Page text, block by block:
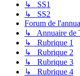
↳ SS1
↳ SS2
Forum de
↳ Annuaire de
↳ Rubrique 1
↳ Rubrique 2
↳ Rubrique 3
↳ Rubrique 4